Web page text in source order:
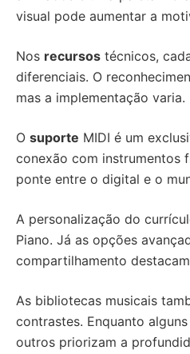
visual pode aumentar a
Nos recursos técnicos,
diferenciais. O
mas a implementação varia.
O suporte MIDI é um
conexão com instrumentos
ponte entre o digital e o
A personalização do
Piano. Já as opções
compartilhamento
As bibliotecas musicais
contrastes. Enquanto
outros priorizam a